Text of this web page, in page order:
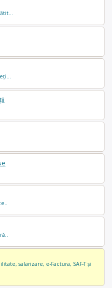
salarizare, e-Factura, SAF-T și